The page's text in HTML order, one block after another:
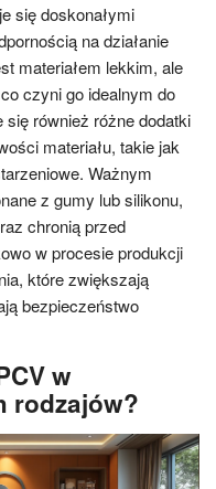
się doskonałymi
na działanie
materiałem lekkim, ale
czyni go idealnym do
również różne dodatki
materiału, takie jak
Ważnym
z gumy lub silikonu,
chronią przed
w procesie produkcji
które zwiększają
bezpieczeństwo
w
rodzajów?